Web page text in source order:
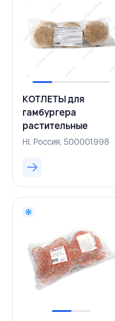
КОТЛЕТЫ для
гамбургера
растительные
Хайбургер D100 мм 9
РОССИЯ
HI, Россия, 500001998